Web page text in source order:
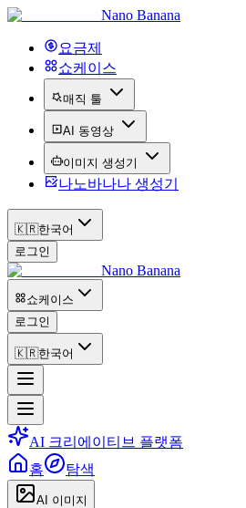
Nano Banana
요금제
쇼케이스
매직 툴
AI 동영상
이미지 생성기
나노바나나 생성기
🇰🇷한국어
로그인
Nano Banana
쇼케이스
로그인
🇰🇷한국어
AI 크리에이티브 플랫폼
홈
탐색
AI 이미지